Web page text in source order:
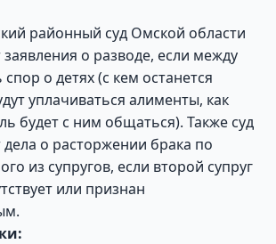
районный суд Омской области
о разводе, если между
спор о детях (с кем останется
уплачиваться алименты, как
будет с ним общаться). Также суд
дела о расторжении брака по
из супругов, если второй супруг
или признан